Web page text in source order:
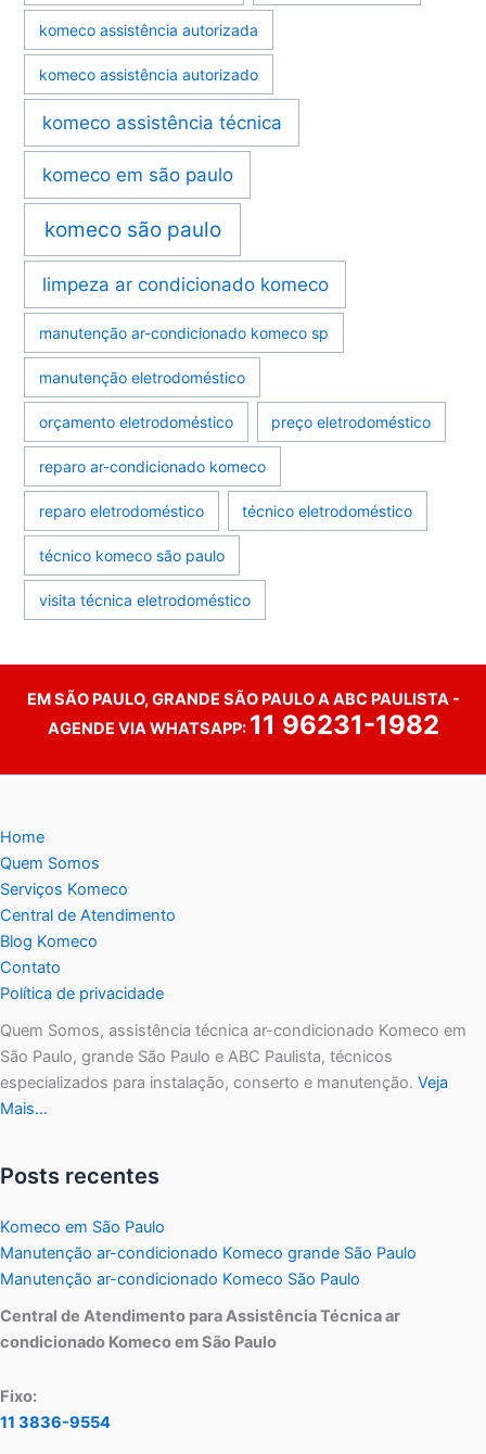
komeco assistência autorizada
komeco assistência autorizado
komeco assistência técnica
komeco em são paulo
komeco são paulo
limpeza ar condicionado komeco
manutenção ar-condicionado komeco sp
manutenção eletrodoméstico
orçamento eletrodoméstico preço eletrodoméstico
reparo ar-condicionado komeco
reparo eletrodoméstico técnico eletrodoméstico
técnico komeco são paulo
visita técnica eletrodoméstico
EM SÃO PAULO, GRANDE SÃO PAULO A ABC PAULISTA -
AGENDE VIA WHATSAPP: 11 96231-1982
Home
Quem Somos
Serviços Komeco
Central de Atendimento
Blog Komeco
Contato
Política de privacidade
Quem Somos, assistência técnica ar-condicionado Komeco em
São Paulo, grande São Paulo e ABC Paulista, técnicos
especializados para instalação, conserto e manutenção. Veja
Mais…
Posts recentes
Komeco em São Paulo
Manutenção ar-condicionado Komeco grande São Paulo
Manutenção ar-condicionado Komeco São Paulo
Central de Atendimento para Assistência Técnica ar
condicionado Komeco em São Paulo
Fixo:
11 3836-9554